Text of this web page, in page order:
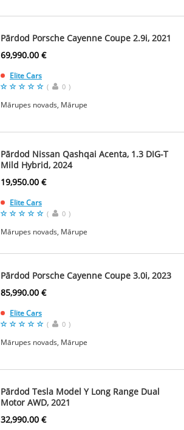
Pārdod Porsche Cayenne Coupe 2.9i, 2021
69,990.00 €
Elite Cars
( 0 )
Mārupes novads, Mārupe
Pārdod Nissan Qashqai Acenta, 1.3 DIG-T
Mild Hybrid, 2024
19,950.00 €
Elite Cars
( 0 )
Mārupes novads, Mārupe
Pārdod Porsche Cayenne Coupe 3.0i, 2023
85,990.00 €
Elite Cars
( 0 )
Mārupes novads, Mārupe
Pārdod Tesla Model Y Long Range Dual
Motor AWD, 2021
32,990.00 €